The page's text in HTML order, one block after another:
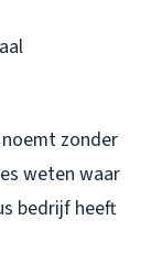
zonder
weten waar
bedrijf heeft